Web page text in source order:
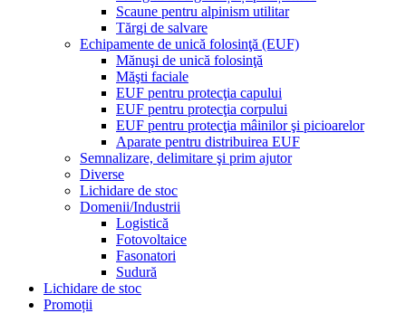
Scaune pentru alpinism utilitar
Tărgi de salvare
Echipamente de unică folosinţă (EUF)
Mănuşi de unică folosinţă
Măşti faciale
EUF pentru protecţia capului
EUF pentru protecţia corpului
EUF pentru protecţia mâinilor şi picioarelor
Aparate pentru distribuirea EUF
Semnalizare, delimitare şi prim ajutor
Diverse
Lichidare de stoc
Domenii/Industrii
Logistică
Fotovoltaice
Fasonatori
Sudură
Lichidare de stoc
Promoții